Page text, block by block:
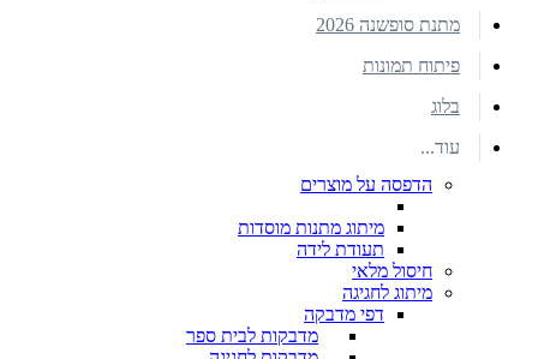
מתנת סופשנה 2026
פיתוח תמונות
בלוג
עוד...
הדפסה על מוצרים
מיתוג מתנות מוסדות
תעודת לידה
חיסול מלאי
מיתוג לחגיגה
דפי מדבקה
מדבקות לבית ספר